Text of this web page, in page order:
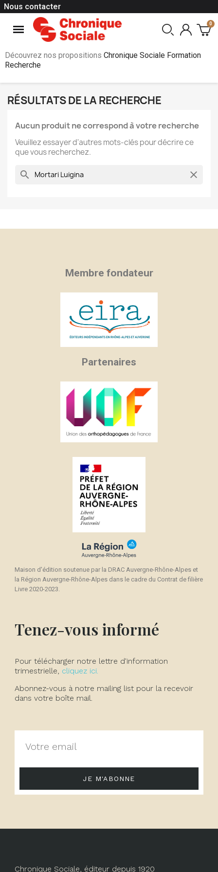
Ajouter à ma liste d'envies
Créer une nouvelle liste
Créer une liste d'envies
Nom de la liste d'envies
((modalTitle))
Connexion
Vous devez être connecté pour ajouter des produits
à votre liste d'envies.
Annuler
Nous contacter
Découvrez nos propositions Chronique Sociale Formation
Recherche
RÉSULTATS DE LA RECHERCHE
Aucun produit ne correspond à votre recherche
Veuillez essayer d'autres mots-clés pour décrire ce
que vous recherchez.
search clear
Membre fondateur
Partenaires
Maison d'édition soutenue par la DRAC Auvergne-Rhône-Alpes et
la Région Auvergne-Rhône-Alpes dans le cadre du Contrat de filière
Livre 2020-2023.
Tenez-vous informé
Pour télécharger notre lettre d'information
trimestrielle, cliquez ici.
Abonnez-vous à notre mailing list pour la recevoir
dans votre boîte mail.
JE M'ABONNE
Chronique Sociale, éditeur depuis 1920